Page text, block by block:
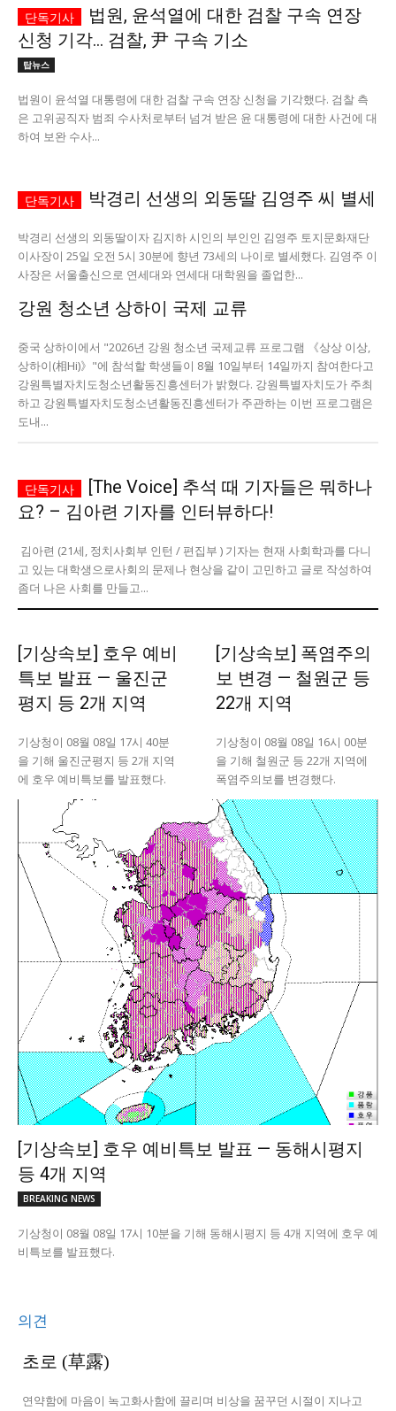
자유게시판 미니게임 운세 풀이
서비스 & 앱
수완뉴스 추천 서비스
멤버십 소개 이니셔티브
커리어
기자단 참여
저널리즘 바이브
출판서비스
라라프레스
오픈미트
자유게시판 미니게임 운세 풀이
서비스 & 앱
수완뉴스 추천 서비스
멤버십 소개 이니셔티브
커리어
기자단 참여
저널리즘 바이브
출판서비스
라라프레스
오픈미트
법원, 윤석열에 대한 검찰 구속 연장
신청 기각… 검찰, 尹 구속 기소
탑뉴스
법원이 윤석열 대통령에 대한 검찰 구속 연장 신청을 기각했다. 검찰 측
은 고위공직자 범죄 수사처로부터 넘겨 받은 윤 대통령에 대한 사건에 대
하여 보완 수사...
박경리 선생의 외동딸 김영주 씨 별세
박경리 선생의 외동딸이자 김지하 시인의 부인인 김영주 토지문화재단
이사장이 25일 오전 5시 30분에 향년 73세의 나이로 별세했다. 김영주 이
사장은 서울출신으로 연세대와 연세대 대학원을 졸업한...
강원 청소년 상하이 국제 교류
중국 상하이에서 "2026년 강원 청소년 국제교류 프로그램 《상상 이상,
상하이(相Hi)》"에 참석할 학생들이 8월 10일부터 14일까지 참여한다고
강원특별자치도청소년활동진흥센터가 밝혔다. 강원특별자치도가 주최
하고 강원특별자치도청소년활동진흥센터가 주관하는 이번 프로그램은
도내...
[The Voice] 추석 때 기자들은 뭐하나
요? – 김아련 기자를 인터뷰하다!
김아련 (21세, 정치사회부 인턴 / 편집부 ) 기자는 현재 사회학과를 다니
고 있는 대학생으로사회의 문제나 현상을 같이 고민하고 글로 작성하여
좀더 나은 사회를 만들고...
[기상속보] 호우 예비
특보 발표 — 울진군
평지 등 2개 지역
기상청이 08월 08일 17시 40분
을 기해 울진군평지 등 2개 지역
에 호우 예비특보를 발표했다.
[기상속보] 폭염주의
보 변경 — 철원군 등
22개 지역
기상청이 08월 08일 16시 00분
을 기해 철원군 등 22개 지역에
폭염주의보를 변경했다.
[기상속보] 호우 예비특보 발표 — 동해시평지
등 4개 지역
BREAKING NEWS
기상청이 08월 08일 17시 10분을 기해 동해시평지 등 4개 지역에 호우 예
비특보를 발표했다.
의견
초로 (草露)
연약함에 마음이 녹고화사함에 끌리며 비상을 꿈꾸던 시절이 지나고